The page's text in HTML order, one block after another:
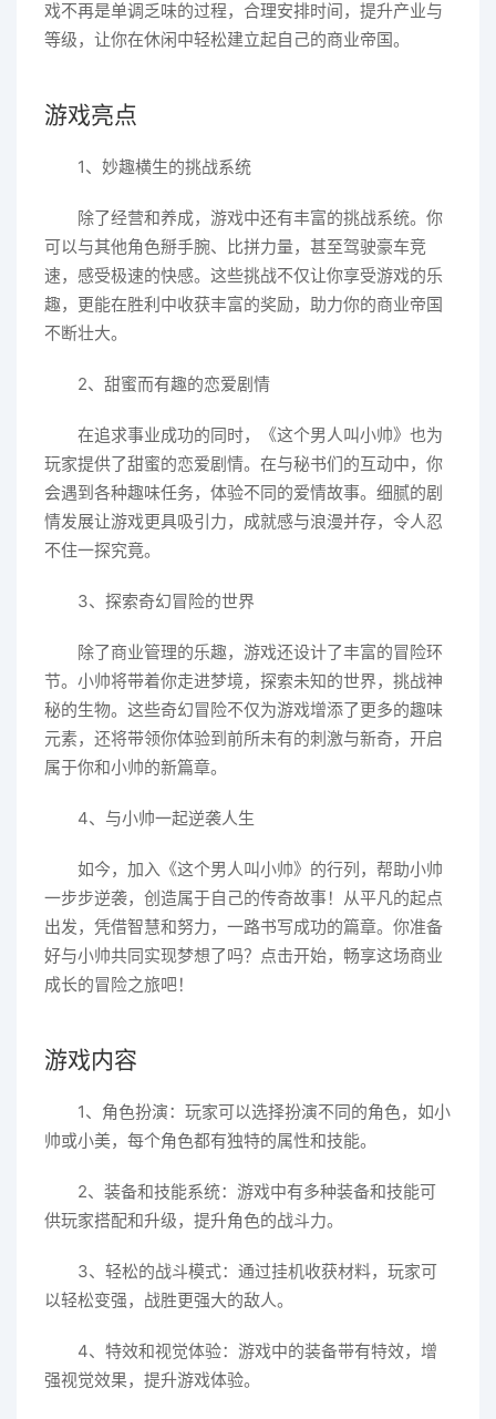
戏不再是单调乏味的过程，合理安排时间，提升产业与
等级，让你在休闲中轻松建立起自己的商业帝国。
游戏亮点
1、妙趣横生的挑战系统
除了经营和养成，游戏中还有丰富的挑战系统。你
可以与其他角色掰手腕、比拼力量，甚至驾驶豪车竞
速，感受极速的快感。这些挑战不仅让你享受游戏的乐
趣，更能在胜利中收获丰富的奖励，助力你的商业帝国
不断壮大。
2、甜蜜而有趣的恋爱剧情
在追求事业成功的同时，《这个男人叫小帅》也为
玩家提供了甜蜜的恋爱剧情。在与秘书们的互动中，你
会遇到各种趣味任务，体验不同的爱情故事。细腻的剧
情发展让游戏更具吸引力，成就感与浪漫并存，令人忍
不住一探究竟。
3、探索奇幻冒险的世界
除了商业管理的乐趣，游戏还设计了丰富的冒险环
节。小帅将带着你走进梦境，探索未知的世界，挑战神
秘的生物。这些奇幻冒险不仅为游戏增添了更多的趣味
元素，还将带领你体验到前所未有的刺激与新奇，开启
属于你和小帅的新篇章。
4、与小帅一起逆袭人生
如今，加入《这个男人叫小帅》的行列，帮助小帅
一步步逆袭，创造属于自己的传奇故事！从平凡的起点
出发，凭借智慧和努力，一路书写成功的篇章。你准备
好与小帅共同实现梦想了吗？点击开始，畅享这场商业
成长的冒险之旅吧！
游戏内容
1、角色扮演：玩家可以选择扮演不同的角色，如小
帅或小美，每个角色都有独特的属性和技能。
2、装备和技能系统：游戏中有多种装备和技能可
供玩家搭配和升级，提升角色的战斗力。
3、轻松的战斗模式：通过挂机收获材料，玩家可
以轻松变强，战胜更强大的敌人。
4、特效和视觉体验：游戏中的装备带有特效，增
强视觉效果，提升游戏体验。